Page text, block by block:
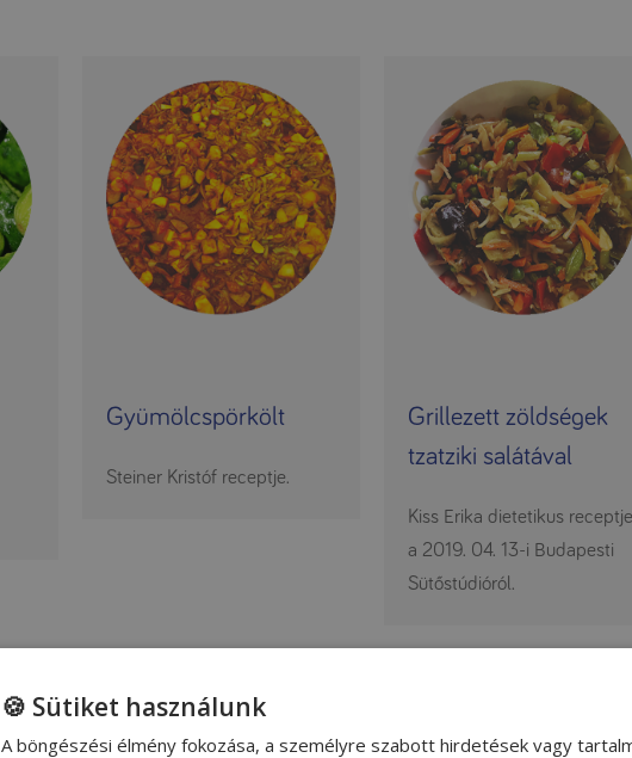
Gyümölcspörkölt
Steiner Kristóf receptje.
Grillezett zöldségek
tzatziki salátával
Kiss Erika dietetikus receptje
a 2019. 04. 13-i Budapesti
Sütőstúdióról.
🍪 Sütiket használunk
A böngészési élmény fokozása, a személyre szabott hirdetések vagy